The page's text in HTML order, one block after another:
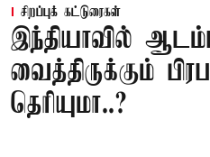
சிறப்புக் கட்டுரைகள்
இந்தியாவில்
வைத்திருக்கும்
தெரியுமா..?